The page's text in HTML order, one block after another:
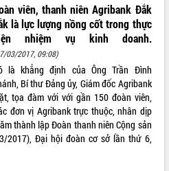
viên, thanh niên Agribank Đắk
là lực lượng nồng cốt trong thực
nhiệm vụ kinh doanh.
03/2017, 09:08)
là khẳng định của Ông Trần Đình
Bí thư Đảng ủy, Giám đốc Agribank
tọa đàm với với gần 150 đoàn viên,
đơn vị Agribank trực thuộc, nhân dịp
thành lập Đoàn thanh niên Cộng sản
2017), Đại hội đoàn cơ sở lần thứ 6,